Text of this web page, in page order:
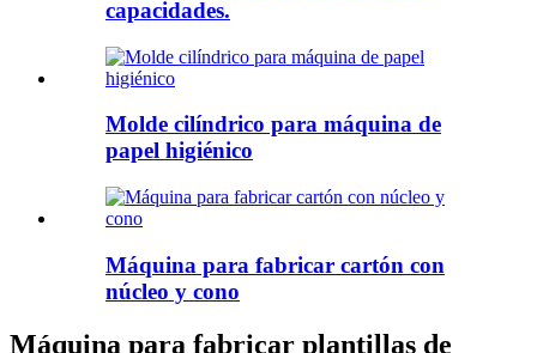
capacidades.
Molde cilíndrico para máquina de
papel higiénico
Máquina para fabricar cartón con
núcleo y cono
Máquina para fabricar plantillas de